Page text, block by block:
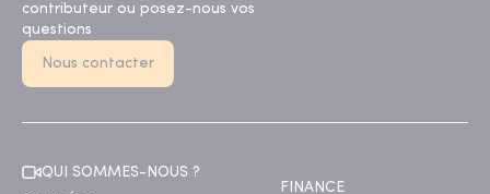
contributeur ou posez-nous vos
questions
Nous contacter
QUI SOMMES-NOUS ?
FINANCE